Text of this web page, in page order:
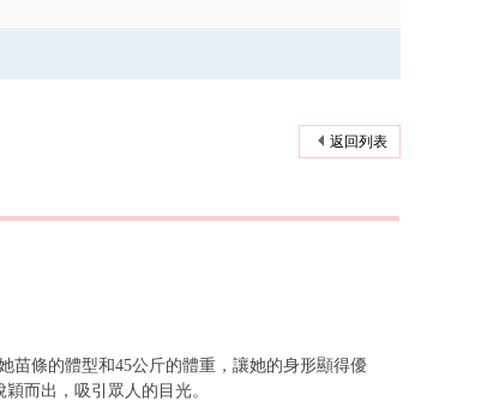
返回列表
苗條的體型和45公斤的體重，讓她的身形顯得優
而出，吸引眾人的目光。